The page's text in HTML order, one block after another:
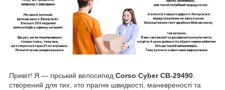
Привіт! Я — гірський велосипед Corso Cyber CB-29490,
створений для тих, хто прагне швидкості, маневреності та